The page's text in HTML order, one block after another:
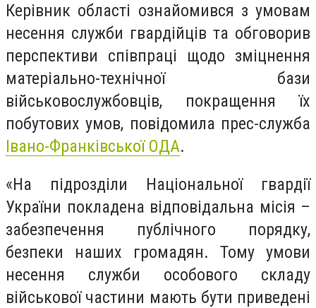
Керівник області ознайомився з умовам
несення служби гвардійців та обговорив
перспективи співпраці щодо зміцнення
матеріально-технічної бази
військовослужбовців, покращення їх
побутових умов, повідомила прес-служба
Івано-Франківської ОДА.
«На підрозділи Національної гвардії
України покладена відповідальна місія –
забезпечення публічного порядку,
безпеки наших громадян. Тому умови
несення служби особового складу
військової частини мають бути приведені